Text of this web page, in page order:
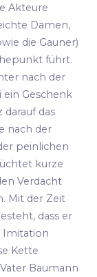
Akteure
Damen,
die Gauner)
führt.
nach der
ein Geschenk
das
nach der
peinlichen
kurze
Verdacht
Mit der Zeit
dass er
Imitation
Kette
Baumann